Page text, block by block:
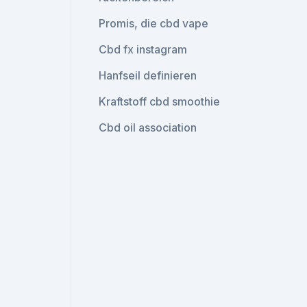
Promis, die cbd vape
Cbd fx instagram
Hanfseil definieren
Kraftstoff cbd smoothie
Cbd oil association